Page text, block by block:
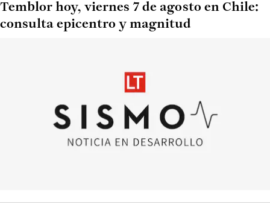
Temblor hoy, viernes 7 de agosto en Chile:
consulta epicentro y magnitud